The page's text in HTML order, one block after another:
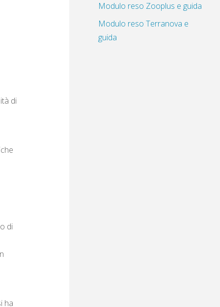
di
di
ha
Modulo reso Zooplus e guida
Modulo reso Terranova e
guida